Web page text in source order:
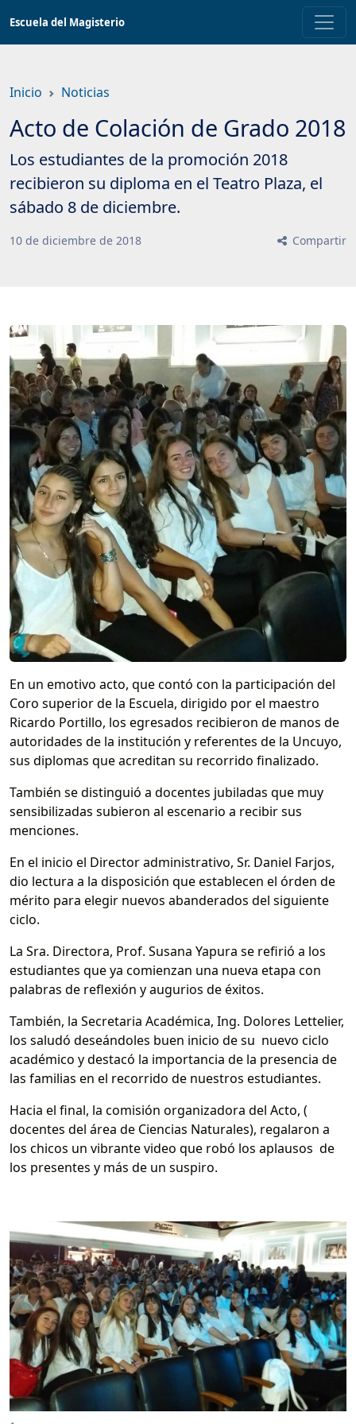
contenido
Escuela del Magisterio
Inicio Noticias
Acto de Colación de Grado 2018
Los estudiantes de la promoción 2018
recibieron su diploma en el Teatro Plaza, el
sábado 8 de diciembre.
10 de diciembre de 2018 Compartir
En un emotivo acto, que contó con la participación del
Coro superior de la Escuela, dirigido por el maestro
Ricardo Portillo, los egresados recibieron de manos de
autoridades de la institución y referentes de la Uncuyo,
sus diplomas que acreditan su recorrido finalizado.
También se distinguió a docentes jubiladas que muy
sensibilizadas subieron al escenario a recibir sus
menciones.
En el inicio el Director administrativo, Sr. Daniel Farjos,
dio lectura a la disposición que establecen el órden de
mérito para elegir nuevos abanderados del siguiente
ciclo.
La Sra. Directora, Prof. Susana Yapura se refirió a los
estudiantes que ya comienzan una nueva etapa con
palabras de reflexión y augurios de éxitos.
También, la Secretaria Académica, Ing. Dolores Lettelier,
los saludó deseándoles buen inicio de su nuevo ciclo
académico y destacó la importancia de la presencia de
las familias en el recorrido de nuestros estudiantes.
Hacia el final, la comisión organizadora del Acto, (
docentes del área de Ciencias Naturales), regalaron a
los chicos un vibrante video que robó los aplausos de
los presentes y más de un suspiro.